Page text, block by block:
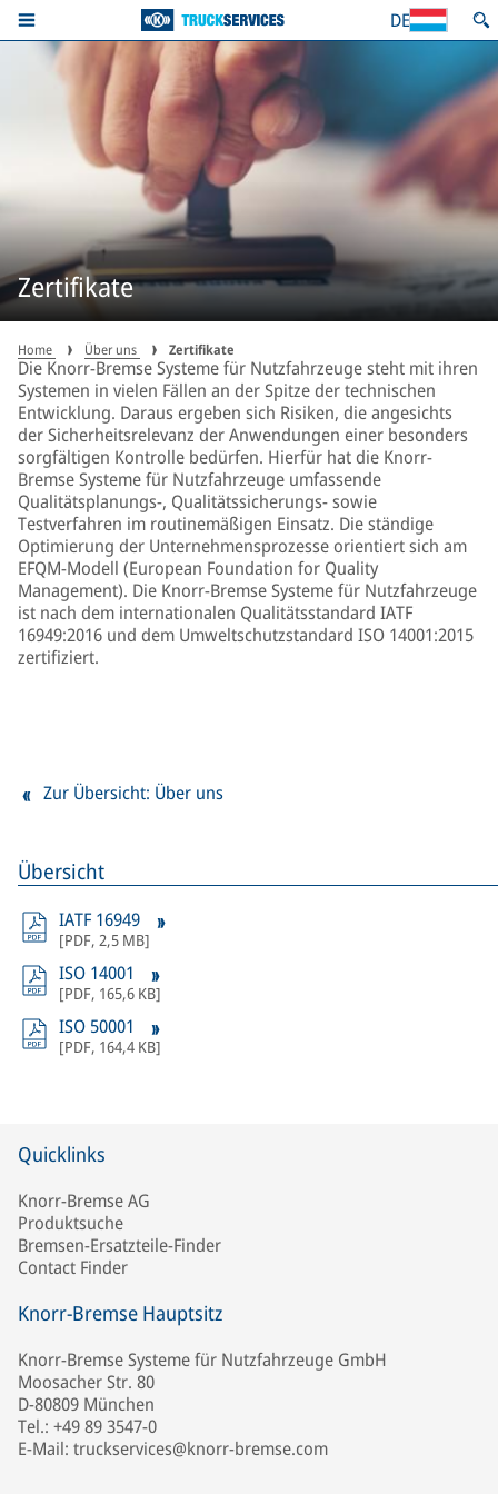
DE
Zertifikate
Home Über uns Zertifikate
Die Knorr-Bremse Systeme für Nutzfahrzeuge steht mit ihren
Systemen in vielen Fällen an der Spitze der technischen
Entwicklung. Daraus ergeben sich Risiken, die angesichts
der Sicherheitsrelevanz der Anwendungen einer besonders
sorgfältigen Kontrolle bedürfen. Hierfür hat die Knorr-
Bremse Systeme für Nutzfahrzeuge umfassende
Qualitätsplanungs-, Qualitätssicherungs- sowie
Testverfahren im routinemäßigen Einsatz. Die ständige
Optimierung der Unternehmensprozesse orientiert sich am
EFQM-Modell (European Foundation for Quality
Management). Die Knorr-Bremse Systeme für Nutzfahrzeuge
ist nach dem internationalen Qualitätsstandard IATF
16949:2016 und dem Umweltschutzstandard ISO 14001:2015
zertifiziert.
Übersicht
IATF 16949
[PDF, 2,5 MB]
ISO 14001
[PDF, 165,6 KB]
ISO 50001
[PDF, 164,4 KB]
Zur Übersicht: Über uns
Quicklinks
Knorr-Bremse AG
Produktsuche
Bremsen-Ersatzteile-Finder
Contact Finder
Knorr-Bremse Hauptsitz
Knorr-Bremse Systeme für Nutzfahrzeuge GmbH
Moosacher Str. 80
D-80809 München
Tel.: +49 89 3547-0
E-Mail: truckservices@knorr-bremse.com